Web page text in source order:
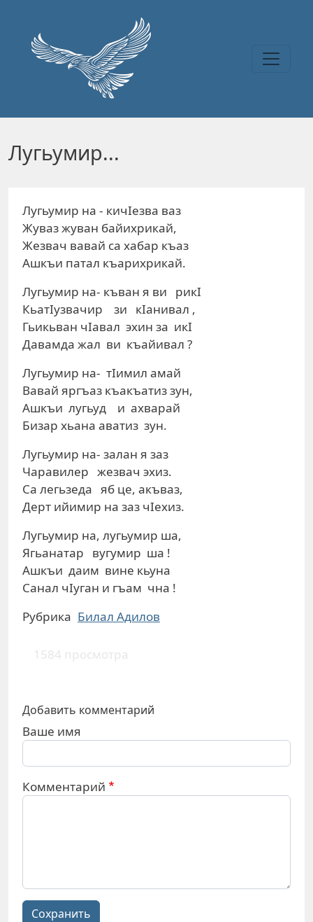
Лугьумир...
Лугьумир на - кичIезва ваз
Жуваз жуван байихрикай,
Жезвач вавай са хабар къаз
Ашкъи патал къарихрикай.
Лугьумир на- къван я ви рикI
КьатIузвачир зи кIанивал ,
Гьикьван чIавал эхин за икI
Давамда жал ви къайивал ?
Лугьумир на- тIимил амай
Вавай яргъаз къакъатиз зун,
Ашкъи лугьуд и ахварай
Бизар хьана аватиз зун.
Лугьумир на- залан я заз
Чаравилер жезвач эхиз.
Са легьзеда яб це, акъваз,
Дерт ийимир на заз чIехиз.
Лугьумир на, лугьумир ша,
Ягьанатар вугумир ша !
Ашкъи даим вине кьуна
Санал чIуган и гъам чна !
Рубрика Билал Адилов
1584 просмотра
Добавить комментарий
Ваше имя
Комментарий
Сохранить